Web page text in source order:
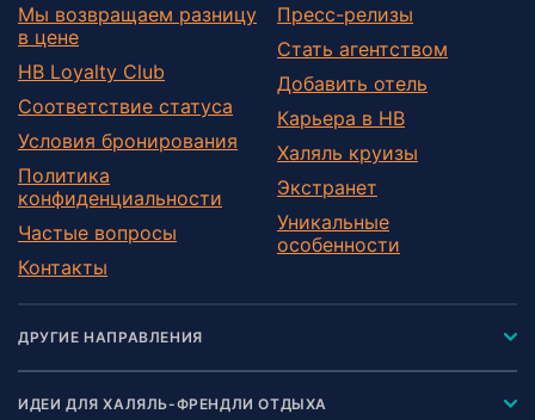
Мы возвращаем разницу
в цене
HB Loyalty Club
Соответствие статуса
Условия бронирования
Политика
конфиденциальности
Частые вопросы
Контакты
Пресс-релизы
Стать агентством
Добавить отель
Карьера в HB
Халяль круизы
Экстранет
Уникальные
особенности
ДРУГИЕ НАПРАВЛЕНИЯ
ИДЕИ ДЛЯ ХАЛЯЛЬ-ФРЕНДЛИ ОТДЫХА